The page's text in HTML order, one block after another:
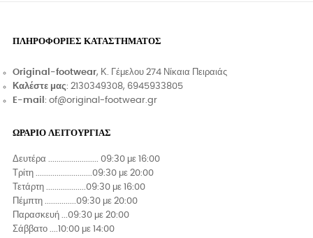
ΠΛΗΡΟΦΟΡΊΕΣ ΚΑΤΑΣΤΉΜΑΤΟΣ
Original-footwear, Κ. Γέμελου 274 Νίκαια Πειραιάς
Καλέστε μας: 2130349308, 6945933805
E-mail : of@original-footwear.gr
ΩΡΑΡΙΟ ΛΕΙΤΟΥΡΓΙΑΣ
Δευτέρα ........................ 09:30 με 16:00
Τρίτη ...........................09:30 με 20:00
Τετάρτη ...................09:30 με 16:00
Πέμπτη ...............09:30 με 20:00
Παρασκευή ...09:30 με 20:00
Σάββατο ....10:00 με 14:00